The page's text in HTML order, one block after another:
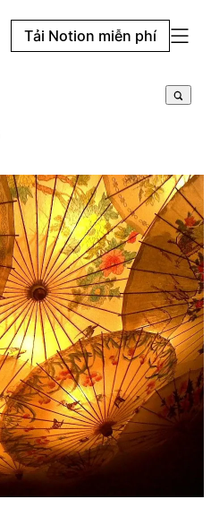
Tải Notion miễn phí